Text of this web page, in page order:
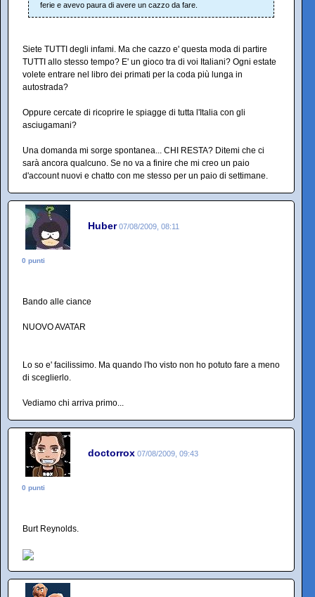
ferie e avevo paura di avere un cazzo da fare.
Siete TUTTI degli infami. Ma che cazzo e' questa moda di partire
TUTTI allo stesso tempo? E' un gioco tra di voi Italiani? Ogni estate
volete entrare nel libro dei primati per la coda più lunga in
autostrada?
Oppure cercate di ricoprire le spiagge di tutta l'Italia con gli
asciugamani?
Una domanda mi sorge spontanea... CHI RESTA? Ditemi che ci
sarà ancora qualcuno. Se no va a finire che mi creo un paio
d'account nuovi e chatto con me stesso per un paio di settimane.
Huber 07/08/2009, 08:11
0 punti
Bando alle ciance
NUOVO AVATAR
Lo so e' facilissimo. Ma quando l'ho visto non ho potuto fare a meno
di sceglierlo.
Vediamo chi arriva primo...
doctorrox 07/08/2009, 09:43
0 punti
Burt Reynolds.